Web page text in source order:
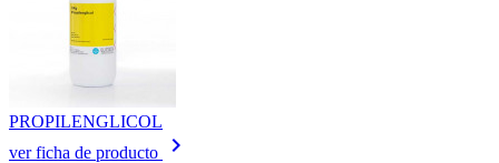
PROPILENGLICOL
ver ficha de producto
keyboard_arrow_right